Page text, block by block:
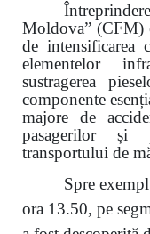
Moldova” (CFM)
de intensificarea
elementelor
sustragerea
componente
majore de
pasagerilor și
transportului de
Spre
ora 13.50, pe